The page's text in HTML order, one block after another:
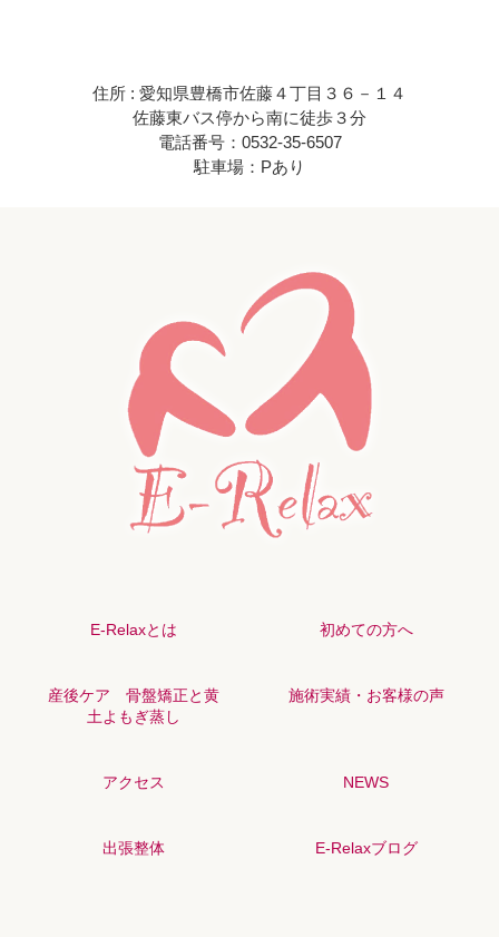
住所 : 愛知県豊橋市佐藤４丁目３６－１４
佐藤東バス停から南に徒歩３分
電話番号：0532-35-6507
駐車場：Pあり
E-Relaxとは 初めての方へ
産後ケア 骨盤矯正と黄
土よもぎ蒸し
施術実績・お客様の声
アクセス NEWS
出張整体 E-Relaxブログ